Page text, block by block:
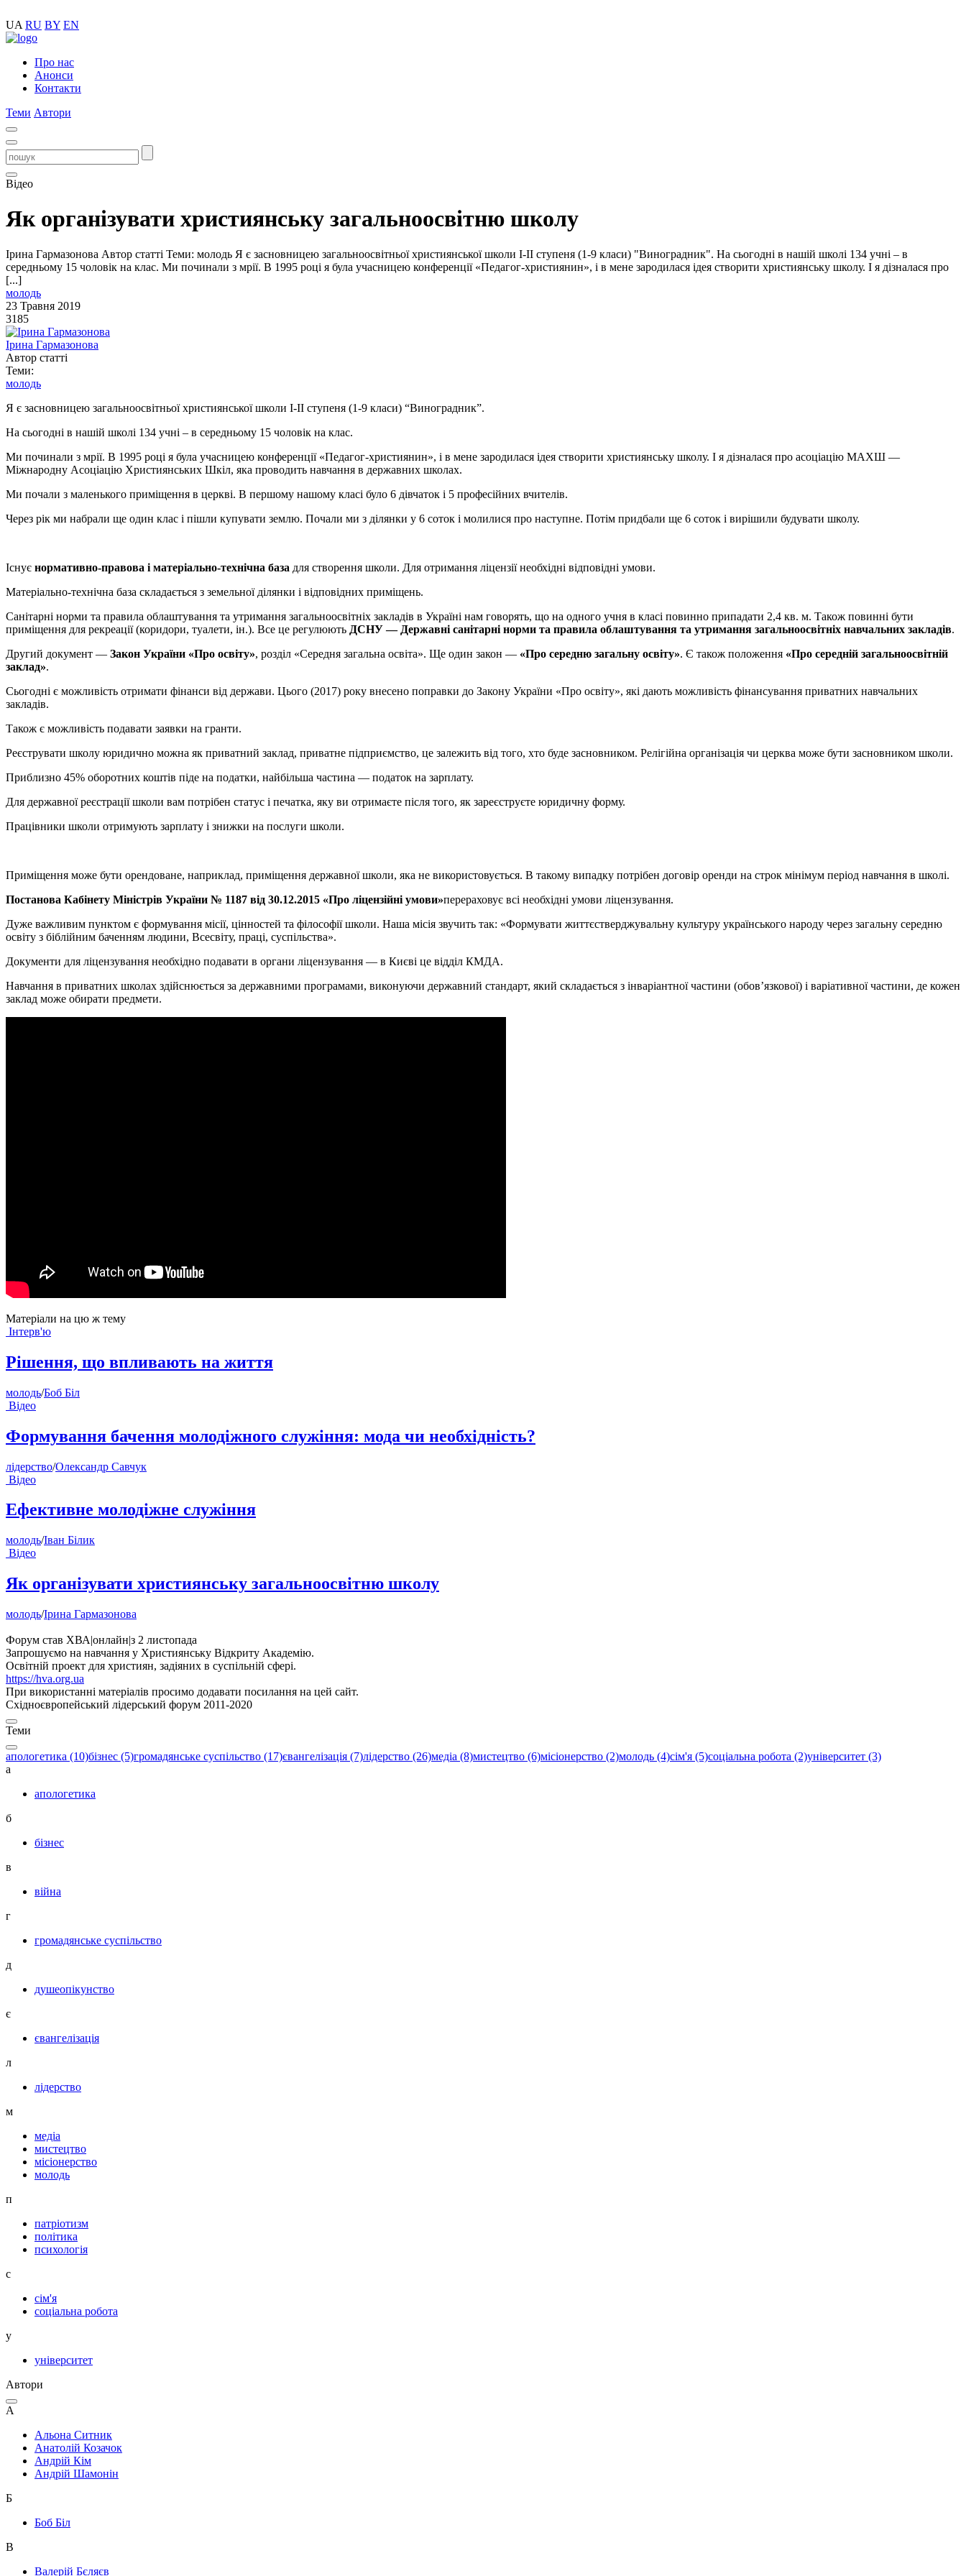
UA RU BY EN
Про нас
Анонси
Контакти
Теми Автори
Відео
Як організувати християнську загальноосвітню школу
Ірина Гармазонова Автор статті Теми: молодь Я є засновницею загальноосвітньої християнської школи І-ІІ ступеня (1-9 класи) "Виноградник". На сьогодні в нашій школі 134 учні – в
середньому 15 чоловік на клас. Ми починали з мрії. В 1995 році я була учасницею конференції «Педагог-християнин», і в мене зародилася ідея створити християнську школу. І я дізналася про
[...]
молодь
23 Травня 2019
3185
Ірина Гармазонова
Автор статті
Теми:
молодь
Я є засновницею загальноосвітньої християнської школи І-ІІ ступеня (1-9 класи) “Виноградник”.
На сьогодні в нашій школі 134 учні – в середньому 15 чоловік на клас.
Ми починали з мрії. В 1995 році я була учасницею конференції «Педагог-християнин», і в мене зародилася ідея створити християнську школу. І я дізналася про асоціацію МАХШ —
Міжнародну Асоціацію Християнських Шкіл, яка проводить навчання в державних школах.
Ми почали з маленького приміщення в церкві. В першому нашому класі було 6 дівчаток і 5 професійних вчителів.
Через рік ми набрали ще один клас і пішли купувати землю. Почали ми з ділянки у 6 соток і молилися про наступне. Потім придбали ще 6 соток і вирішили будувати школу.
Існує нормативно-правова і матеріально-технічна база для створення школи. Для отримання ліцензії необхідні відповідні умови.
Матеріально-технічна база складається з земельної ділянки і відповідних приміщень.
Санітарні норми та правила облаштування та утримання загальноосвітніх закладів в Україні нам говорять, що на одного учня в класі повинно припадати 2,4 кв. м. Також повинні бути
приміщення для рекреації (коридори, туалети, ін.). Все це регулюють ДСНУ — Державні санітарні норми та правила облаштування та утримання загальноосвітніх навчальних закладів.
Другий документ — Закон України «Про освіту», розділ «Середня загальна освіта». Ще один закон — «Про середню загальну освіту». Є також положення «Про середній загальноосвітній
заклад».
Сьогодні є можливість отримати фінанси від держави. Цього (2017) року внесено поправки до Закону України «Про освіту», які дають можливість фінансування приватних навчальних
закладів.
Також є можливість подавати заявки на гранти.
Реєструвати школу юридично можна як приватний заклад, приватне підприємство, це залежить від того, хто буде засновником. Релігійна організація чи церква може бути засновником школи.
Приблизно 45% оборотних коштів піде на податки, найбільша частина — податок на зарплату.
Для державної реєстрації школи вам потрібен статус і печатка, яку ви отримаєте після того, як зареєструєте юридичну форму.
Працівники школи отримують зарплату і знижки на послуги школи.
Приміщення може бути орендоване, наприклад, приміщення державної школи, яка не використовується. В такому випадку потрібен договір оренди на строк мінімум період навчання в школі.
Постанова Кабінету Міністрів України № 1187 від 30.12.2015 «Про ліцензійні умови»перераховує всі необхідні умови ліцензування.
Дуже важливим пунктом є формування місії, цінностей та філософії школи. Наша місія звучить так: «Формувати життєстверджувальну культуру українського народу через загальну середню
освіту з біблійним баченням людини, Всесвіту, праці, суспільства».
Документи для ліцензування необхідно подавати в органи ліцензування — в Києві це відділ КМДА.
Навчання в приватних школах здійснюється за державними програмами, виконуючи державний стандарт, який складається з інваріантної частини (обов’язкової) і варіативної частини, де кожен
заклад може обирати предмети.
Матеріали на цю ж тему
Інтерв'ю
Рішення, що впливають на життя
молодь/Боб Біл
Відео
Формування бачення молодіжного служіння: мода чи необхідність?
лідерство/Олександр Савчук
Відео
Ефективне молодіжне служіння
молодь/Іван Білик
Відео
Як організувати християнську загальноосвітню школу
молодь/Ірина Гармазонова
Форум став ХВА|онлайн|з 2 листопада
Запрошуємо на навчання у Християнську Відкриту Академію.
Освітній проект для християн, задіяних в суспільній сфері.
https://hva.org.ua
При використанні матеріалів просимо додавати посилання на цей сайт.
Східноєвропейський лідерський форум 2011-2020
Теми
апологетика (10)бізнес (5)громадянське суспільство (17)євангелізація (7)лідерство (26)медіа (8)мистецтво (6)місіонерство (2)молодь (4)сім'я (5)соціальна робота (2)університет (3)
а
апологетика
б
бізнес
в
війна
г
громадянське суспільство
д
душеопікунство
є
євангелізація
л
лідерство
м
медіа
мистецтво
місіонерство
молодь
п
патріотизм
політика
психологія
с
сім'я
соціальна робота
у
університет
Автори
А
Альона Ситник
Анатолій Козачок
Андрій Кім
Андрій Шамонін
Б
Боб Біл
В
Валерій Бєляєв